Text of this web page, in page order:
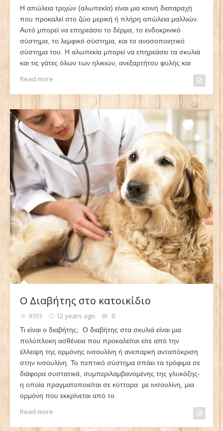
Η απώλεια τριχών (αλωπεκία) είναι μια κοινή διαταραχή
που προκαλεί στο ζώο μερική ή πλήρη απώλεια μαλλιών.
Αυτό μπορεί να επηρεάσει το δέρμα, το ενδοκρινικό
σύστημα, το λεμφικό σύστημα, και το ανοσοποιητικό
σύστημα του. Η αλωπεκία μπορεί να επηρεάσει τα σκυλιά
και τις γάτες όλων των ηλικιών, ανεξαρτήτου φυλής και
Read more
Ο Διαβήτης στο κατοικίδιο
9101 12 years ago 0
Τι είναι ο διαβήτης; Ο διαβήτης στα σκυλιά είναι μια
πολύπλοκη ασθένεια που προκαλείται είτε από την
έλλειψη της ορμόνης ινσουλίνη ή ανεπαρκή ανταπόκριση
στην ινσουλίνη. Το πεπτικό σύστημα σπάει τα τρόφιμα σε
διάφορα συστατικά, συμπεριλαμβανομένης της γλυκόζης-
η οποία πραγματοποιείται σε κύτταρα με ινσουλίνη, μια
ορμόνη που εκκρίνεται από το
Read more